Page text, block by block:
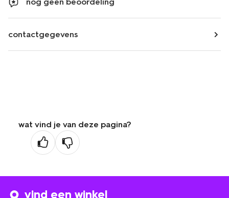
contactgegevens
wat vind je van deze pagina?
vind een winkel